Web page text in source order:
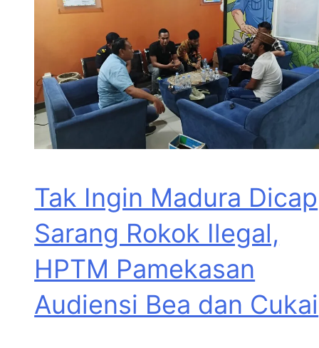
Tak Ingin Madura Dicap
Sarang Rokok Ilegal,
HPTM Pamekasan
Audiensi Bea dan Cukai